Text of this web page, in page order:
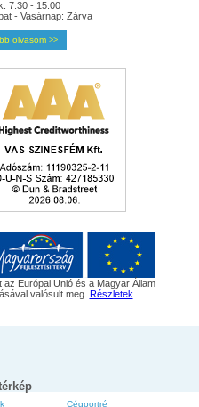
7:30 - 15:00
- Vasárnap: Zárva
olvasom >>
az Európai Unió és a Magyar Állam
valósult meg. Részletek
Cégportré